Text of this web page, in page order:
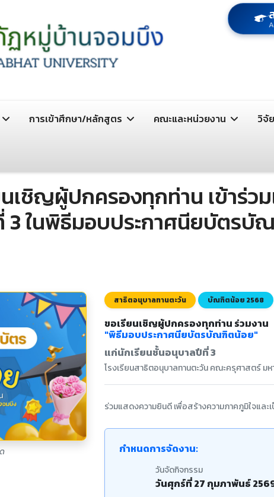
การเข้าศึกษา/หลักสูตร คณะและหน่วยงาน วิจั
เชิญผู้ปกครองทุกท่าน เข้าร่ว
ในพิธีมอบประกาศนียบัตรบั
สาธิตอนุบาลทานตะวัน บัณฑิตน้อย 2568
ขอเรียนเชิญผู้ปกครองทุกท่าน ร่วมงาน
"พิธีมอบประกาศนียบัตรบัณฑิตน้อย"
แก่นักเรียนชั้นอนุบาลปีที่ 3
โรงเรียนสาธิตอนุบาลทานตะวัน คณะครุศาสตร์ ม
ร่วมแสดงความยินดี เพื่อสร้างความภาคภูมิใจและ
กำหนดการจัดงาน:
วันจัดกิจกรรม
วันศุกร์ที่ 27 กุมภาพันธ์